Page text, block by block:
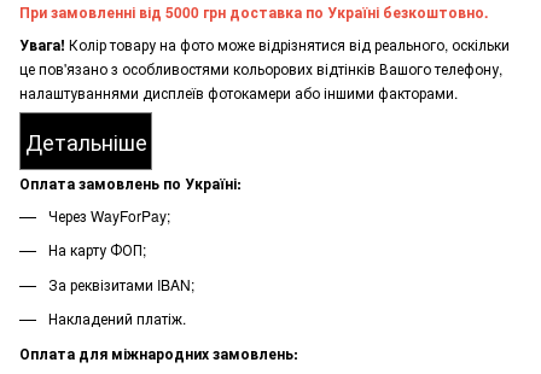
При замовленні від 5000 грн доставка по Україні безкоштовно.
Увага! Колір товару на фото може відрізнятися від реального, оскільки
це пов'язано з особливостями кольорових відтінків Вашого телефону,
налаштуваннями дисплеїв фотокамери або іншими факторами.
Детальніше
Оплата замовлень по Україні:
Через WayForPay;
На карту ФОП;
За реквізитами IBAN;
Накладений платіж.
Оплата для міжнародних замовлень: